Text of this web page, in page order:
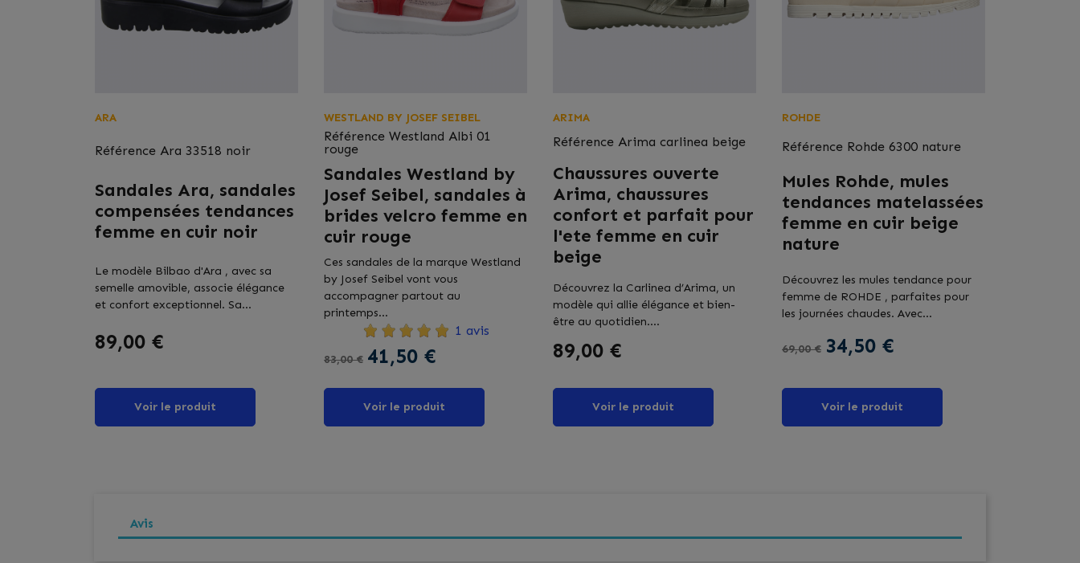
ARA
Référence Ara 33518 noir
Sandales Ara, sandales
compensées tendances
femme en cuir noir
Le modèle Bilbao d'Ara , avec sa
semelle amovible, associe élégance
et confort exceptionnel. Sa...
Prix
89,00 €
Voir le produit
WESTLAND BY JOSEF SEIBEL
Référence Westland Albi 01
rouge
Sandales Westland by
Josef Seibel, sandales à
brides velcro femme en
cuir rouge
Ces sandales de la marque Westland
by Josef Seibel vont vous
accompagner partout au
printemps...
1 avis
Prix de base
83,00 €
Prix
41,50 €
Voir le produit
ARIMA
Référence Arima carlinea beige
Chaussures ouverte
Arima, chaussures
confort et parfait pour
l'ete femme en cuir
beige
Découvrez la Carlinea d’Arima, un
modèle qui allie élégance et bien-
être au quotidien....
Prix
89,00 €
Voir le produit
ROHDE
Référence Rohde 6300 nature
Mules Rohde, mules
tendances matelassées
femme en cuir beige
nature
Découvrez les mules tendance pour
femme de ROHDE , parfaites pour
les journées chaudes. Avec...
Prix de base
69,00 €
Prix
34,50 €
Voir le produit
Avis